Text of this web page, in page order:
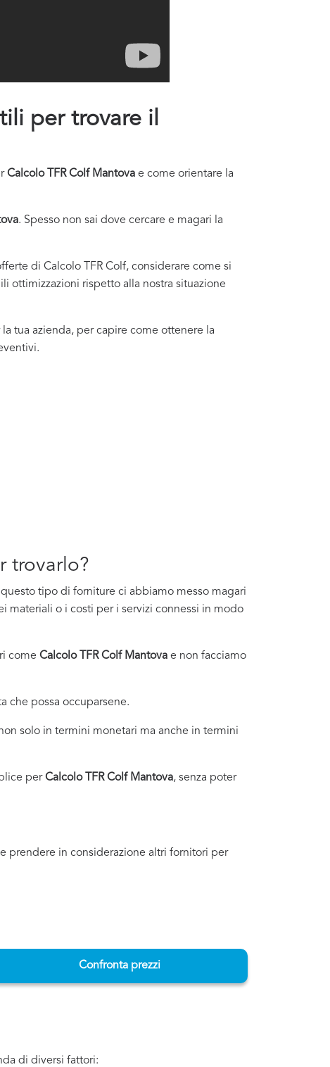
per trovare il
Calcolo TFR Colf Mantova e come orientare la
. Spesso non sai dove cercare e magari la
di Calcolo TFR Colf, considerare come si
ottimizzazioni rispetto alla nostra situazione
tua azienda, per capire come ottenere la
trovarlo?
tipo di forniture ci abbiamo messo magari
materiali o i costi per i servizi connessi in modo
come Calcolo TFR Colf Mantova e non facciamo
che possa occuparsene.
solo in termini monetari ma anche in termini
perCalcolo TFR Colf Mantova, senza poter
prendere in considerazione altri fornitori per
Confronta prezzi
di diversi fattori: